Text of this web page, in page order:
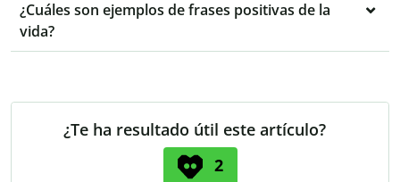
¿Cuáles son ejemplos de frases positivas de la
vida?
¿Te ha resultado útil este artículo?
2